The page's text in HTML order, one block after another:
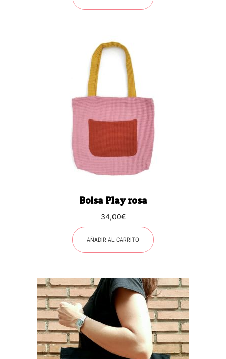
Bolsa Play rosa
34,00€
AÑADIR AL CARRITO